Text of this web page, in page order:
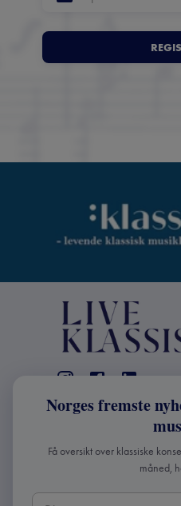
KONTAKT
Live Klassisk: +47
info@liveklassisk.no
Live Klassisk
Norges fremste
Få oversikt over klassiske
måned,